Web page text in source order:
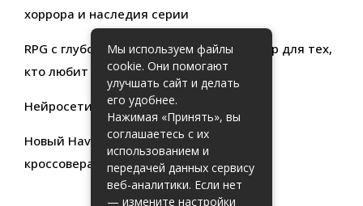
хоррора и наследия серии
RPG с глубокой кастомизацией обзор игр для тех,
кто любит свободу выбора
Нейросети для продуктивности
Новый Haval Jolion: обзор современного
кроссовера для активной жизни
Мы используем файлы
cookie. Они помогают
улучшать сайт и делать
его удобнее.
Нажимая «Принять», вы
соглашаетесь с их
использованием и
передачей данных сервису
веб-аналитики. Если нет
— измените настройки